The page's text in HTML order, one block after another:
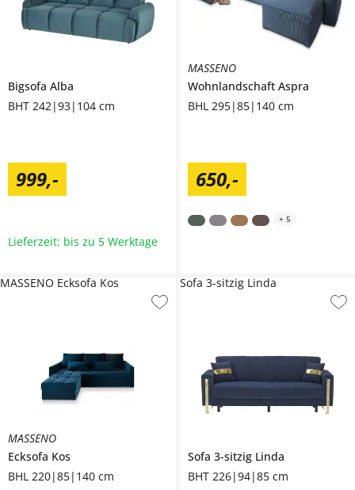
Bigsofa Alba
BHT 242|93|104 cm
999,-
Lieferzeit: bis zu 5 Werktage
MASSENO
Wohnlandschaft Aspra
BHL 295|85|140 cm
650,-
+ 5
MASSENO
Ecksofa Kos
BHL 220|85|140 cm
MASSENO Ecksofa Kos
Sofa 3-sitzig Linda
BHT 226|94|85 cm
Sofa 3-sitzig Linda